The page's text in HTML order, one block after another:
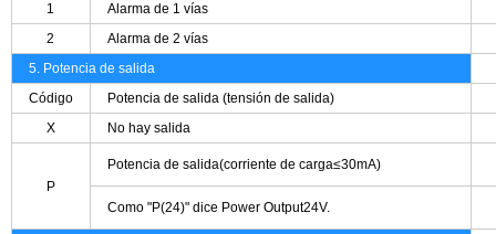
1
Alarma de 1 vías
2
Alarma de 2 vías
5. Potencia de salida
Código
Potencia de salida (tensión de salida)
X
No hay salida
P
Potencia de salida(corriente de carga≤30mA)
Como "P(24)" dice Power Output24V.